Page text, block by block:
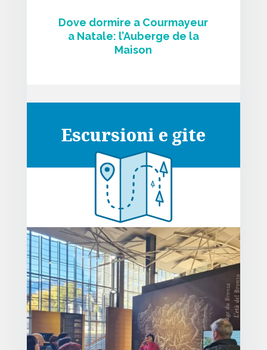
Dove dormire a Courmayeur
a Natale: l’Auberge de la
Maison
Escursioni e gite